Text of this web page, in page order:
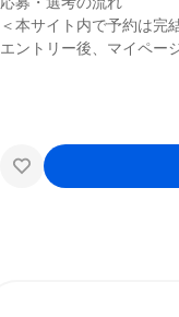
＜本サイト内で予約は完
エントリー後、マイペー